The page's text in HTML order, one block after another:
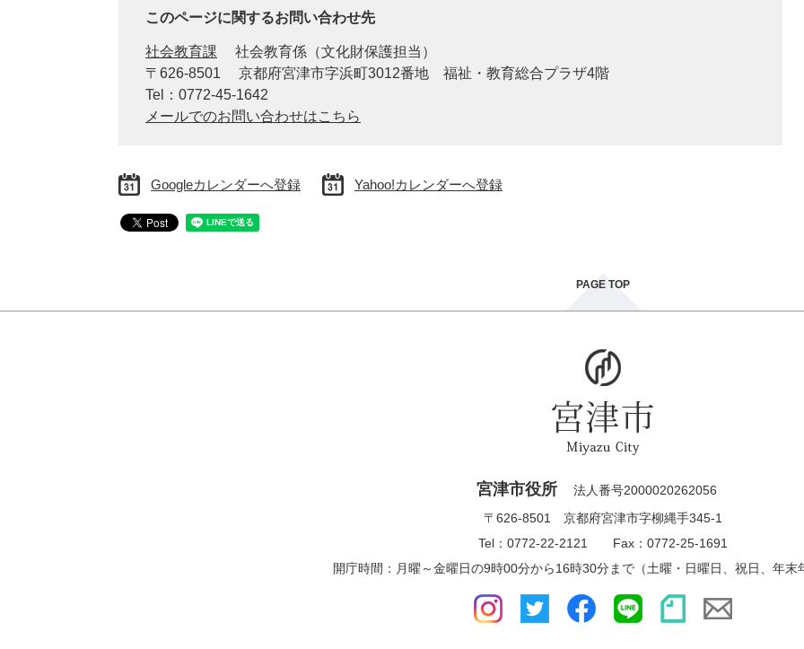
このページに関するお問い合わせ先
社会教育課
社会教育係（文化財保護担当）
〒626-8501
京都府宮津市字浜町3012番地 福祉・教育総合プラザ4階
Tel：0772-45-1642
メールでのお問い合わせはこちら
Googleカレンダーへ登録 Yahoo!カレンダーへ登録
PAGE TOP
宮津市役所
法人番号2000020262056
〒626-8501 京都府宮津市字柳縄手345-1
Tel：0772-22-2121 Fax：0772-25-1691
開庁時間：月曜～金曜日の9時00分から16時30分まで（土曜・日曜日、祝日、年末